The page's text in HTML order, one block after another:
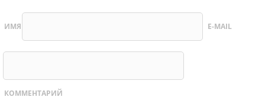
ИМЯ E-MAIL
КОММЕНТАРИЙ